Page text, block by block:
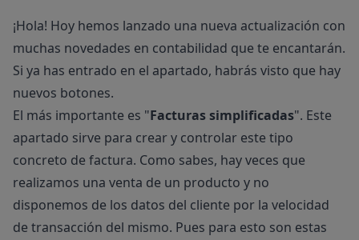
¡Hola! Hoy hemos lanzado una nueva actualización con
muchas novedades en contabilidad que te encantarán.
Si ya has entrado en el apartado, habrás visto que hay
nuevos botones.
El más importante es "Facturas simplificadas". Este
apartado sirve para crear y controlar este tipo
concreto de factura. Como sabes, hay veces que
realizamos una venta de un producto y no
disponemos de los datos del cliente por la velocidad
de transacción del mismo. Pues para esto son estas